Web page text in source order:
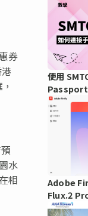
券
水
相
使用
Passport
Adobe
Flux.2